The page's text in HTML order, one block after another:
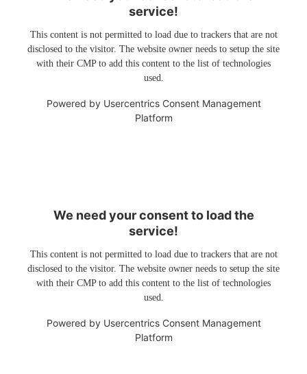
service!
This content is not permitted to load due to trackers that are not
disclosed to the visitor. The website owner needs to setup the site
with their CMP to add this content to the list of technologies
used.
Powered by Usercentrics Consent Management
Platform
We need your consent to load the
service!
This content is not permitted to load due to trackers that are not
disclosed to the visitor. The website owner needs to setup the site
with their CMP to add this content to the list of technologies
used.
Powered by Usercentrics Consent Management
Platform